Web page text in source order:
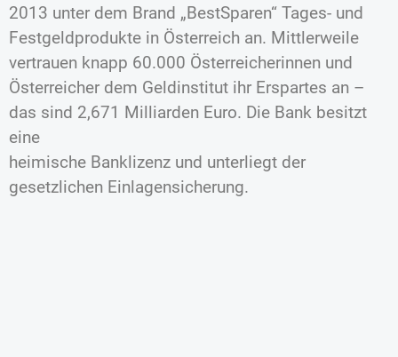
2013 unter dem Brand „BestSparen“ Tages- und
Festgeldprodukte in Österreich an. Mittlerweile
vertrauen knapp 60.000 Österreicherinnen und
Österreicher dem Geldinstitut ihr Erspartes an –
das sind 2,671 Milliarden Euro. Die Bank besitzt
eine
heimische Banklizenz und unterliegt der
gesetzlichen Einlagensicherung.